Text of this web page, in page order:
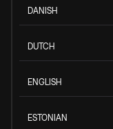
DANISH
DUTCH
ENGLISH
ESTONIAN